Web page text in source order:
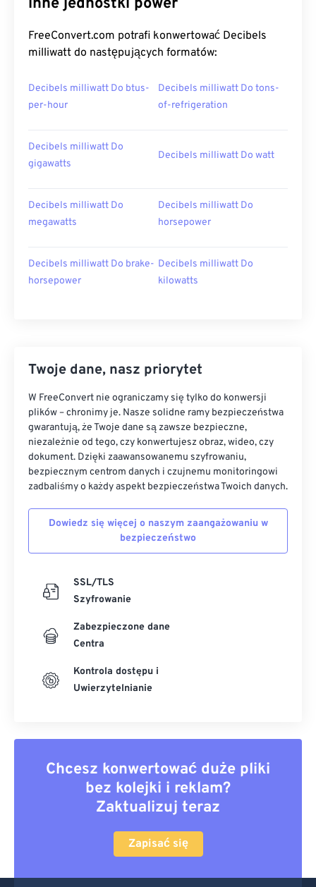
inne jednostki power
FreeConvert.com potrafi konwertować Decibels
milliwatt do następujących formatów:
Decibels milliwatt Do btus-
per-hour
Decibels milliwatt Do tons-
of-refrigeration
Decibels milliwatt Do
gigawatts
Decibels milliwatt Do watt
Decibels milliwatt Do
megawatts
Decibels milliwatt Do
horsepower
Decibels milliwatt Do brake-
horsepower
Decibels milliwatt Do
kilowatts
Twoje dane, nasz priorytet
W FreeConvert nie ograniczamy się tylko do konwersji
plików – chronimy je. Nasze solidne ramy bezpieczeństwa
gwarantują, że Twoje dane są zawsze bezpieczne,
niezależnie od tego, czy konwertujesz obraz, wideo, czy
dokument. Dzięki zaawansowanemu szyfrowaniu,
bezpiecznym centrom danych i czujnemu monitoringowi
zadbaliśmy o każdy aspekt bezpieczeństwa Twoich danych.
Dowiedz się więcej o naszym zaangażowaniu w
bezpieczeństwo
SSL/TLS
Szyfrowanie
Zabezpieczone dane
Centra
Kontrola dostępu i
Uwierzytelnianie
Chcesz konwertować duże pliki
bez kolejki i reklam?
Zaktualizuj teraz
Zapisać się